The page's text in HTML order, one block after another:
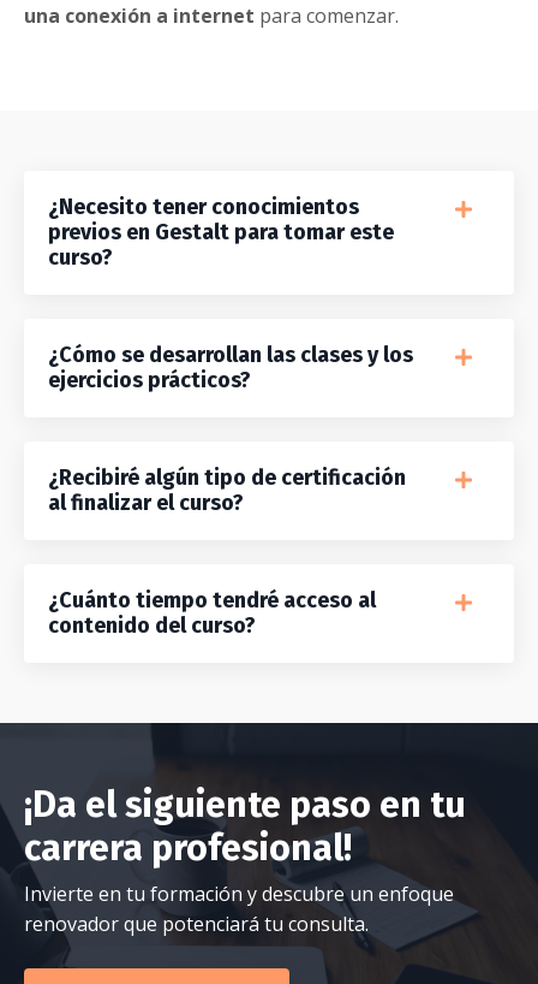
una conexión a internet para comenzar.
¿Necesito tener conocimientos
previos en Gestalt para tomar este
curso?
¿Cómo se desarrollan las clases y los
ejercicios prácticos?
¿Recibiré algún tipo de certificación
al finalizar el curso?
¿Cuánto tiempo tendré acceso al
contenido del curso?
¡Da el siguiente paso en tu
carrera profesional!
Invierte en tu formación y descubre un enfoque
renovador que potenciará tu consulta.